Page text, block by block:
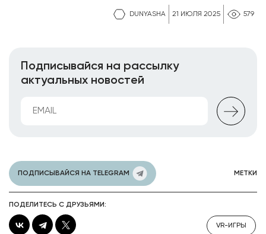
DUNYASHA 21 ИЮЛЯ 2025 579
Подписывайся на рассылку
актуальных новостей
ПОДПИСЫВАЙСЯ НА TELEGRAM МЕТКИ
ПОДЕЛИТЕСЬ С ДРУЗЬЯМИ:
VR-ИГРЫ